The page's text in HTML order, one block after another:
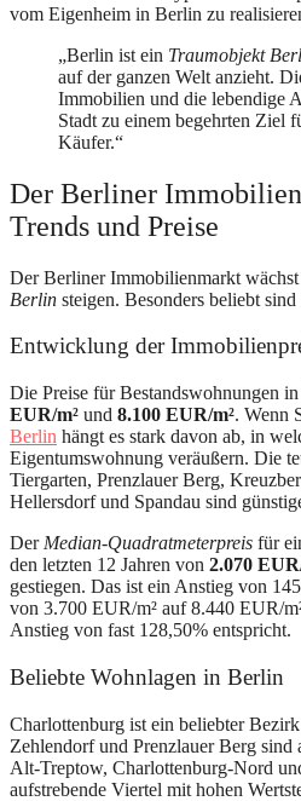
vom Eigenheim in Berlin zu
„Berlin ist ein Traumobjekt
auf der ganzen Welt anzieht.
Immobilien und die lebendige
Stadt zu einem begehrten Ziel
Käufer.“
Der Berliner
Trends und Preise
Der Berliner Immobilienmarkt
Berlin steigen. Besonders beliebt
Entwicklung der
Die Preise für Bestandswohnungen
EUR/m² und 8.100 EUR/m². Wenn
Berlin hängt es stark davon ab, in
Eigentumswohnung veräußern. Die
Tiergarten, Prenzlauer Berg,
Hellersdorf und Spandau sind
Der Median-Quadratmeterpreis für
den letzten 12 Jahren von 2.070
gestiegen. Das ist ein Anstieg von
von 3.700 EUR/m² auf 8.440 EUR/
Anstieg von fast 128,50% entspricht.
Beliebte Wohnlagen in Berlin
Charlottenburg ist ein beliebter
Zehlendorf und Prenzlauer Berg sind
Alt-Treptow, Charlottenburg-Nord
aufstrebende Viertel mit hohen